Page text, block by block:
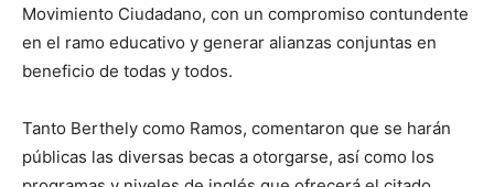
Movimiento Ciudadano, con un compromiso contundente
en el ramo educativo y generar alianzas conjuntas en
beneficio de todas y todos.
Tanto Berthely como Ramos, comentaron que se harán
públicas las diversas becas a otorgarse, así como los